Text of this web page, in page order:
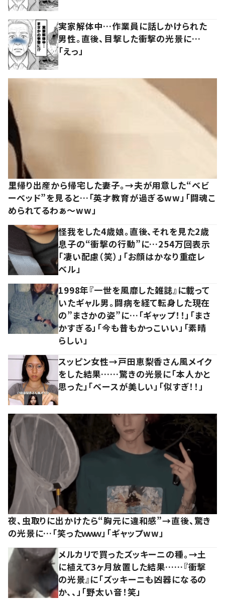
実家解体中…作業員に話しかけられた
男性。直後、目撃した衝撃の光景に…
「えっ」
里帰り出産から帰宅した妻子。→夫が用意した“ベビ
ーベッド”を見ると…「英才教育が過ぎるww」「闘魂こ
められてるわぁ～ww」
怪我をした4歳娘。直後、それを見た2歳
息子の“衝撃の行動”に…254万回表示
「凄い配慮（笑）」「お顔はかなり重症レ
ベル」
1998年『一世を風靡した雑誌』に載って
いたギャル男。闘病を経て転身した現在
の”まさかの姿”に…「ギャップ！！」「まさ
かすぎる」「今も昔もかっこいい」「素晴
らしい」
スッピン女性→戸田恵梨香さん風メイク
をした結果……驚きの光景に「本人かと
思った」「ベースが美しい」「似すぎ！！」
夜、虫取りに出かけたら“胸元に違和感”→直後、驚き
の光景に…「笑ったｗｗｗ」「ギャップww」
メルカリで買ったズッキーニの種。→土
に植えて3ヶ月放置した結果……『衝撃
の光景』に「ズッキーニも凶器になるの
か、、」「野太い音！笑」